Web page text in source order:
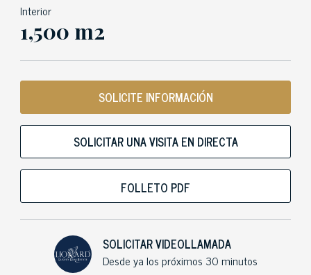
Interior
1,500 m2
SOLICITE INFORMACIÓN
SOLICITAR UNA VISITA EN DIRECTA
FOLLETO PDF
SOLICITAR VIDEOLLAMADA
Desde ya los próximos 30 minutos